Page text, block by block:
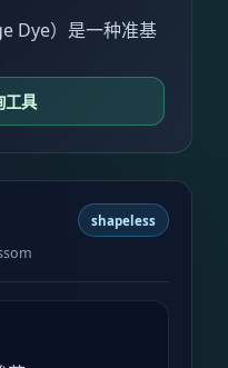
Dye）是一种准基
工具
shapeless